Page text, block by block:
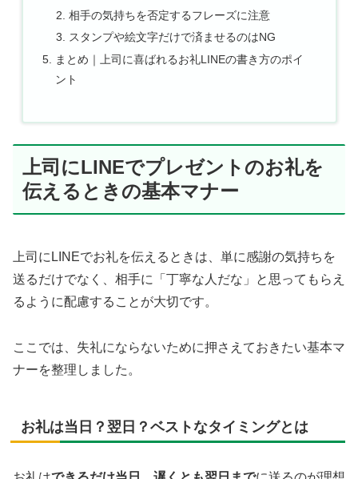
相手の気持ちを否定するフレーズに注意
スタンプや絵文字だけで済ませるのはNG
まとめ｜上司に喜ばれるお礼LINEの書き方のポイ
ント
上司にLINEでプレゼントのお礼を
伝えるときの基本マナー
上司にLINEでお礼を伝えるときは、単に感謝の気持ちを
送るだけでなく、相手に「丁寧な人だな」と思ってもらえ
るように配慮することが大切です。
ここでは、失礼にならないために押さえておきたい基本マ
ナーを整理しました。
お礼は当日？翌日？ベストなタイミングとは